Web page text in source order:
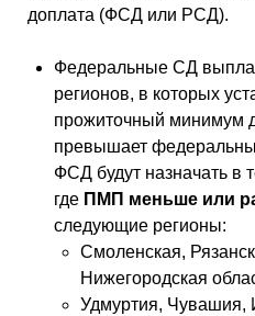
доплата (ФСД или РСД).
Федеральные СД
регионов, в которых
прожиточный минимум
превышает
ФСД будут назначать в
где ПМП меньше или
следующие регионы:
Смоленская,
Нижегородская
Удмуртия, Чувашия,